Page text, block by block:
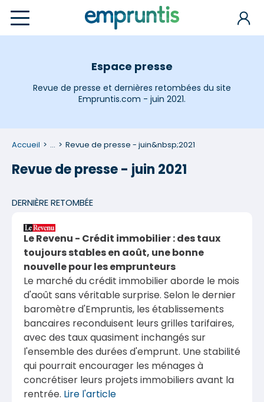
Espace presse
Revue de presse et dernières retombées du site
Empruntis.com - juin 2021.
Accueil ... Revue de presse - juin&nbsp;2021
Revue de presse - juin 2021
DERNIÈRE RETOMBÉE
Le Revenu - Crédit immobilier : des taux
toujours stables en août, une bonne
nouvelle pour les emprunteurs
Le marché du crédit immobilier aborde le mois
d'août sans véritable surprise. Selon le dernier
baromètre d'Empruntis, les établissements
bancaires reconduisent leurs grilles tarifaires,
avec des taux quasiment inchangés sur
l'ensemble des durées d'emprunt. Une stabilité
qui pourrait encourager les ménages à
concrétiser leurs projets immobiliers avant la
rentrée. Lire l'article